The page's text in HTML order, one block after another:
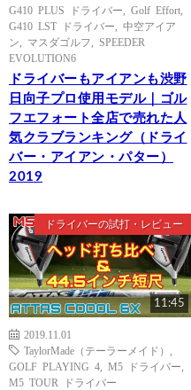
G410 PLUS ドライバー
Golf Effort
G410 LST ドライバー
中空アイア
ン
マスダゴルフ
SPEEDER
EVOLUTION6
ドライバーもアイアンも渋野
日向子プロ使用モデル｜ゴル
フエフォート全店で売れた人
気クラブランキング（ドライ
バー・アイアン・パター）
2019
ドライバーの試打・レビュー
11:45
2019.11.01
TaylorMade（テーラーメイド）
GOLF PLAYING 4
M5 ドライバー
M5 TOUR ドライバー